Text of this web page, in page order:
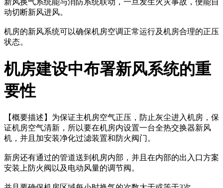
新风换气系统能与消防系统联动，一旦发生火灾事故，便能自
动切断新风进风。
机房的新风系统可以确保机房空调正常运行及机房合理的正压
状态。
机房建设中布署新风系统的重
要性
【概要描述】 为保证主机房空气正压，防止灰尘进入机房，保
证机房空气清新，所以要在机房内设置一台全热交换器新风
机，并且加安装净化过滤装置和防火阀门。
新房还有通过的管道送到机房内部，并且在内部的出入口方案
安装上防火阀以及电动风量的调节阀。